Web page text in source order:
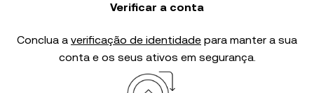
Verificar a conta
Conclua a verificação de identidade para manter a sua
conta e os seus ativos em segurança.